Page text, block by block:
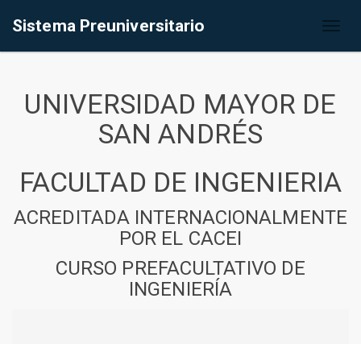
Sistema Preuniversitario
UNIVERSIDAD MAYOR DE
SAN ANDRÉS
FACULTAD DE INGENIERIA
ACREDITADA INTERNACIONALMENTE
POR EL CACEI
CURSO PREFACULTATIVO DE
INGENIERÍA